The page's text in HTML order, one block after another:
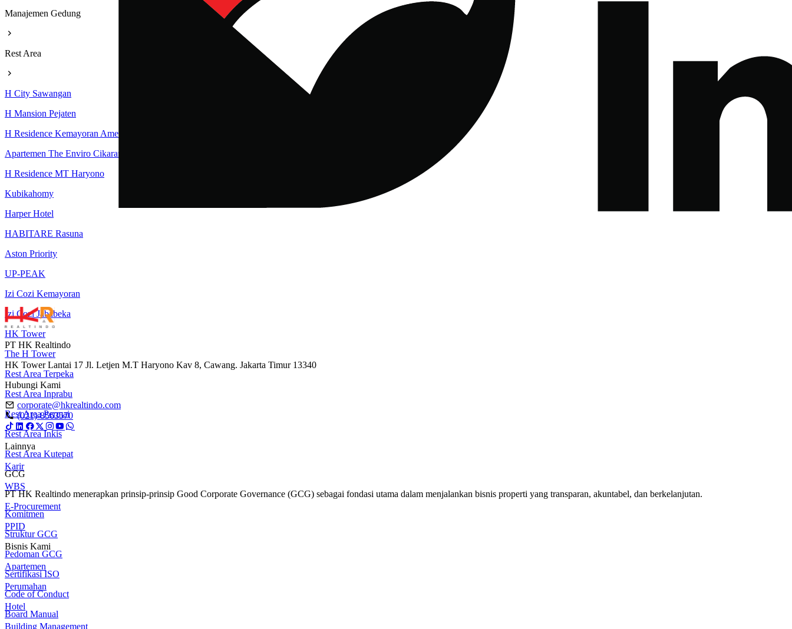
Manajemen Gedung
Rest Area
H City Sawangan
H Mansion Pejaten
H Residence Kemayoran Amethyst Tower
Apartemen The Enviro Cikarang
H Residence MT Haryono
Kubikahomy
Harper Hotel
HABITARE Rasuna
Aston Priority
UP-PEAK
Izi Cozi Kemayoran
Izi Cozi Jababeka
HK Tower
The H Tower
Rest Area Terpeka
Rest Area Inprabu
Rest Area Permai
Rest Area Inkis
Rest Area Kutepat
GCG
PT HK Realtindo menerapkan prinsip-prinsip Good Corporate Governance (GCG) sebagai fondasi utama dalam menjalankan bisnis properti yang transparan, akuntabel, dan berkelanjutan.
Komitmen
Struktur GCG
Pedoman GCG
Sertifikasi ISO
Code of Conduct
Board Manual
PT HK Realtindo
HK Tower Lantai 17 Jl. Letjen M.T Haryono Kav 8, Cawang. Jakarta Timur 13340
Hubungi Kami
corporate@hkrealtindo.com
(021)-8563570
Lainnya
Karir
WBS
E-Procurement
PPID
Bisnis Kami
Apartemen
Perumahan
Hotel
Building Management